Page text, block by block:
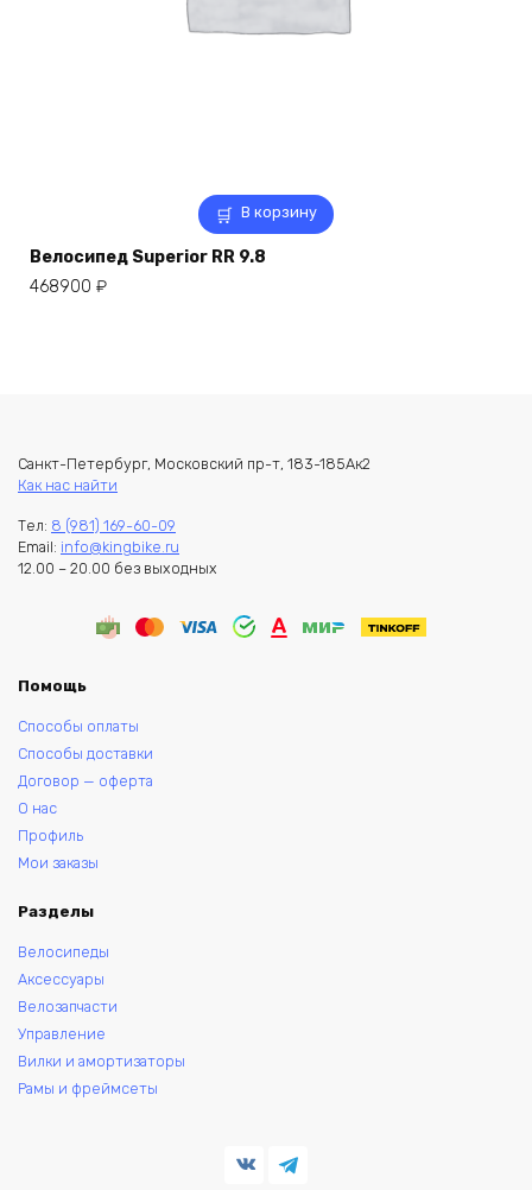
В корзину
Велосипед Superior RR 9.8
468900 ₽
Санкт-Петербург, Московский пр-т, 183-185Ак2
Как нас найти
Тел: 8 (981) 169-60-09
Email: info@kingbike.ru
12.00 – 20.00 без выходных
Помощь
Способы оплаты
Способы доставки
Договор — оферта
О нас
Профиль
Мои заказы
Разделы
Велосипеды
Аксессуары
Велозапчасти
Управление
Вилки и амортизаторы
Рамы и фреймсеты